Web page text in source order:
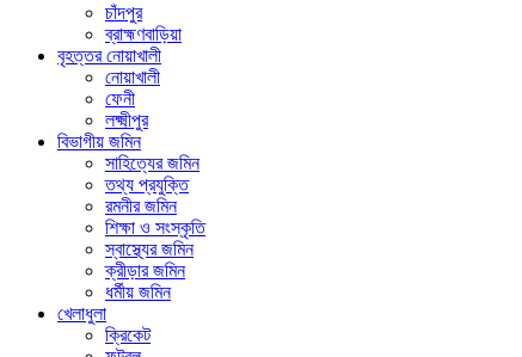
চাঁদপুর
ব্রাহ্মণবাড়িয়া
বৃহত্তর নোয়াখালী
নোয়াখালী
ফেনী
লক্ষ্মীপুর
বিভাগীয় জমিন
সাহিত্যের জমিন
তথ্য প্রযুক্তি
রমনীর জমিন
শিক্ষা ও সংস্কৃতি
স্বাস্থ্যের জমিন
ক্রীড়ার জমিন
ধর্মীয় জমিন
খেলাধুলা
ক্রিকেট